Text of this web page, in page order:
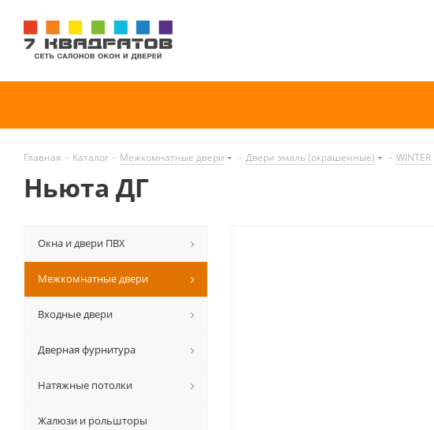
Главная - Каталог - Межкомнатные двери - Двери эмаль (окрашенные) - WINTER
Ньюта ДГ
Окна и двери ПВХ
Межкомнатные двери
Входные двери
Дверная фурнитура
Натяжные потолки
Жалюзи и рольшторы